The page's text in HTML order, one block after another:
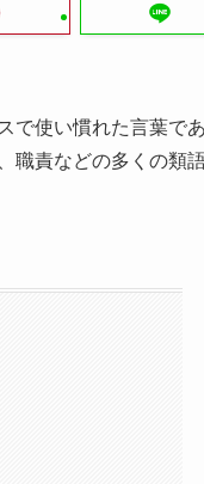
で使い慣れた言葉であ
職責などの多くの類